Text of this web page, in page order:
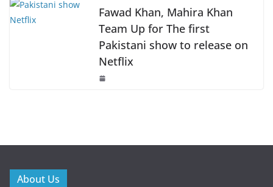
Fawad Khan, Mahira Khan
Team Up for The first
Pakistani show to release on
Netflix
About Us